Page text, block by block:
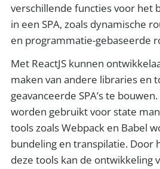
verschillende functies voor het
in een SPA, zoals dynamische
en programmatie-gebaseerde
Met ReactJS kunnen
maken van andere libraries en
geavanceerde SPA’s te
worden gebruikt voor state
tools zoals Webpack en Babel
bundeling en transpilatie. Door
deze tools kan de ontwikkeling